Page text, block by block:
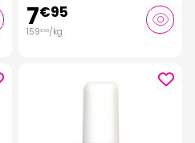
7€95
159€00/kg